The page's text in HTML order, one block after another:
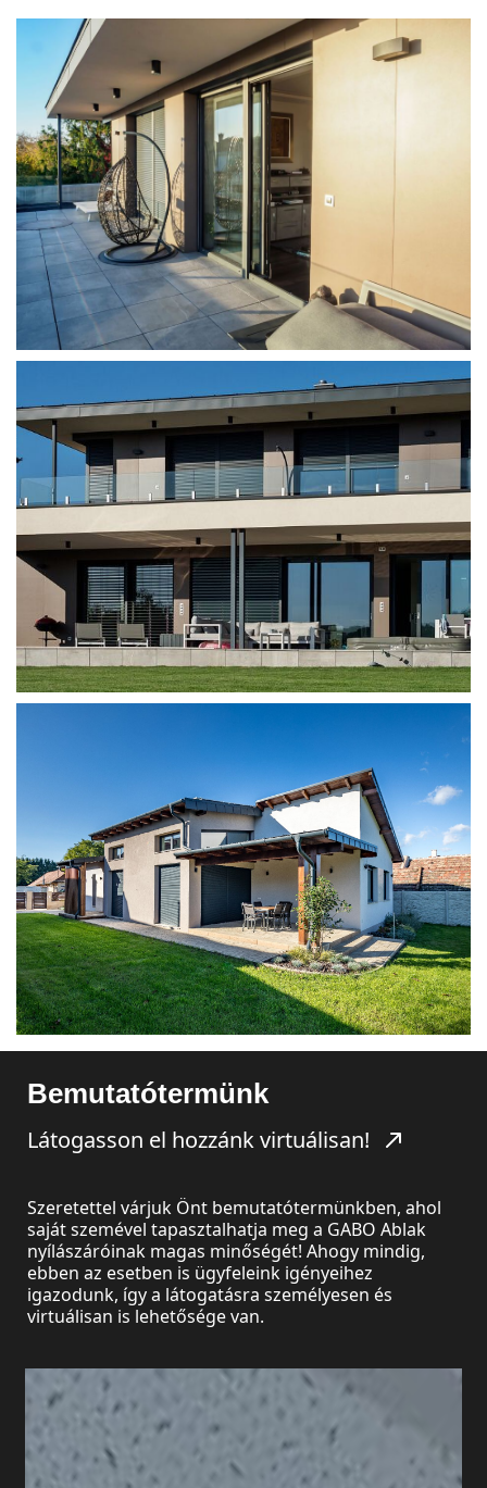
Bemutatótermünk
Látogasson el hozzánk virtuálisan!
Szeretettel várjuk Önt bemutatótermünkben, ahol
saját szemével tapasztalhatja meg a GABO Ablak
nyílászáróinak magas minőségét! Ahogy mindig,
ebben az esetben is ügyfeleink igényeihez
igazodunk, így a látogatásra személyesen és
virtuálisan is lehetősége van.